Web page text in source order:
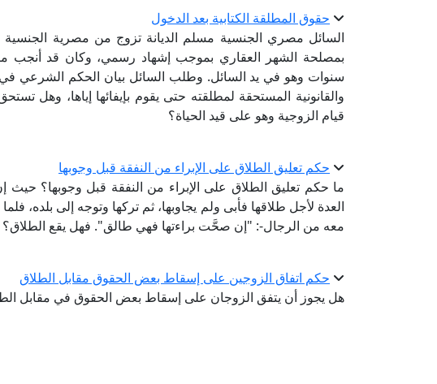
حقوق المطلقة الكتابية بعد الدخول
السائل مصري الجنسية مسلم الديانة تزوج من مصرية الجنسية
بمصلحة الشهر العقاري بموجب إشهاد رسمي، وكان قد أنجب
سنوات وهو في يد السائل. وطلب السائل بيان الحكم الشرعي في
والقانونية المستحقة لمطلقته حتى يقوم بإيفائها إياها، وهل
قيام الزوجية وهو على قيد الحياة؟
حكم تعليق الطلاق على الإبراء من النفقة قبل وجوبها
ما حكم تعليق الطلاق على الإبراء من النفقة قبل وجوبها؟ حيث
العدة لأجل طلاقها فأبى ولم يجاوبها، ثم تركها وتوجه إلى
معه من الرجال-: "إن صحَّت براءتها فهي طالق". فهل يقع الطلاق؟
حكم اتفاق الزوجين على إسقاط بعض الحقوق مقابل الطلاق
هل يجوز أن يتفق الزوجان على إسقاط بعض الحقوق في مقابل